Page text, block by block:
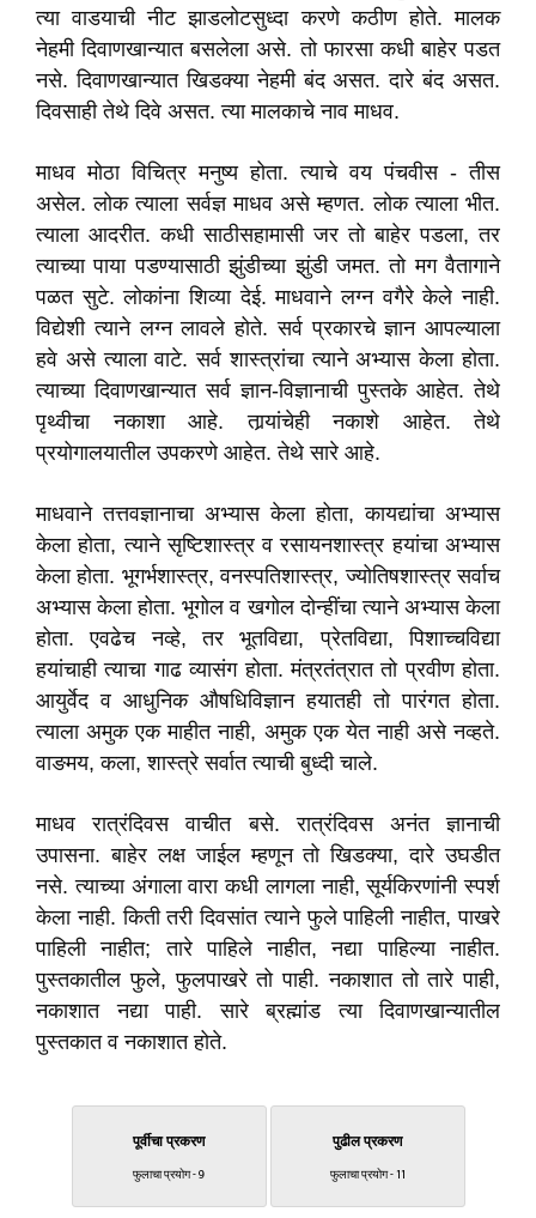
त्या वाडयाची नीट झाडलोटसुध्दा करणे कठीण होते. मालक
नेहमी दिवाणखान्यात बसलेला असे. तो फारसा कधी बाहेर पडत
नसे. दिवाणखान्यात खिडक्या नेहमी बंद असत. दारे बंद असत.
दिवसाही तेथे दिवे असत. त्या मालकाचे नाव माधव.
माधव मोठा विचित्र मनुष्य होता. त्याचे वय पंचवीस - तीस
असेल. लोक त्याला सर्वज्ञ माधव असे म्हणत. लोक त्याला भीत.
त्याला आदरीत. कधी साठीसहामासी जर तो बाहेर पडला, तर
त्याच्या पाया पडण्यासाठी झुंडीच्या झुंडी जमत. तो मग वैतागाने
पळत सुटे. लोकांना शिव्या देई. माधवाने लग्न वगैरे केले नाही.
विद्येशी त्याने लग्न लावले होते. सर्व प्रकारचे ज्ञान आपल्याला
हवे असे त्याला वाटे. सर्व शास्त्रांचा त्याने अभ्यास केला होता.
त्याच्या दिवाणखान्यात सर्व ज्ञान-विज्ञानाची पुस्तके आहेत. तेथे
पृथ्वीचा नकाशा आहे. तार्‍यांचेही नकाशे आहेत. तेथे
प्रयोगालयातील उपकरणे आहेत. तेथे सारे आहे.
माधवाने तत्तवज्ञानाचा अभ्यास केला होता, कायद्यांचा अभ्यास
केला होता, त्याने सृष्टिशास्त्र व रसायनशास्त्र हयांचा अभ्यास
केला होता. भूगर्भशास्त्र, वनस्पतिशास्त्र, ज्योतिषशास्त्र सर्वाच
अभ्यास केला होता. भूगोल व खगोल दोन्हींचा त्याने अभ्यास केला
होता. एवढेच नव्हे, तर भूतविद्या, प्रेतविद्या, पिशाच्चविद्या
हयांचाही त्याचा गाढ व्यासंग होता. मंत्रतंत्रात तो प्रवीण होता.
आयुर्वेद व आधुनिक औषधिविज्ञान हयातही तो पारंगत होता.
त्याला अमुक एक माहीत नाही, अमुक एक येत नाही असे नव्हते.
वाङमय, कला, शास्त्रे सर्वात त्याची बुध्दी चाले.
माधव रात्रंदिवस वाचीत बसे. रात्रंदिवस अनंत ज्ञानाची
उपासना. बाहेर लक्ष जाईल म्हणून तो खिडक्या, दारे उघडीत
नसे. त्याच्या अंगाला वारा कधी लागला नाही, सूर्यकिरणांनी स्पर्श
केला नाही. किती तरी दिवसांत त्याने फुले पाहिली नाहीत, पाखरे
पाहिली नाहीत; तारे पाहिले नाहीत, नद्या पाहिल्या नाहीत.
पुस्तकातील फुले, फुलपाखरे तो पाही. नकाशात तो तारे पाही,
नकाशात नद्या पाही. सारे ब्रह्मांड त्या दिवाणखान्यातील
पुस्तकात व नकाशात होते.
पूर्वीचा प्रकरण
फुलाचा प्रयोग - 9
पुढील प्रकरण
फुलाचा प्रयोग - 11